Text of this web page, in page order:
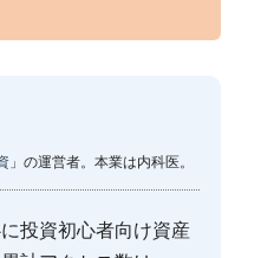
」の運営者。本業は内科医。
投資初心者向け資産